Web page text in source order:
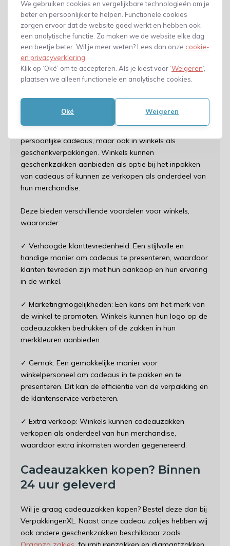
We gebruiken cookies en vergelijkbare technologieën om je
beter en persoonlijker te helpen. Functionele cookies
zorgen ervoor dat de website goed werkt en hebben ook
een analytische functie. Zo maken we de website elke dag
een beetje beter. Wil je meer weten? Lees dan onze cookie-
en privacyverklaring
Klik op ‘Oké’ om te accepteren. Als je kiest voor ‘Weigeren’,
plaatsen we alleen functionele en analytische cookies.
Oké Weigeren
presenteren.
✓ Kostenbesparend: Vaal zijn ze ookgoedkoper dan
traditioneel cadeaupapier en dozen. En bovendien
herbruikbaar, waardoor ze op de lange termijn
kostenbesparend zijn.
winkels
Cadeauzakken worden niet alleen gebruikt voor
persoonlijke cadeaus, maar ook in winkels als
geschenkverpakkingen. Winkels kunnen
geschenkzakken aanbieden als optie bij het inpakken
van cadeaus of kunnen ze verkopen als onderdeel van
hun merchandise.
Deze bieden verschillende voordelen voor winkels,
waaronder:
✓ Verhoogde klanttevredenheid: Een stijlvolle en
handige manier om cadeaus te presenteren, waardoor
klanten tevreden zijn met hun aankoop en hun ervaring
in de winkel.
✓ Marketingmogelijkheden: Een kans om het merk van
de winkel te promoten. Winkels kunnen hun logo op de
cadeauzakken bedrukken of de zakken in hun
merkkleuren aanbieden.
✓ Gemak: Een gemakkelijke manier voor
winkelpersoneel om cadeaus in te pakken en te
presenteren. Dit kan de efficiëntie van de verpakking en
de klantenservice verbeteren.
✓ Extra verkoop: Winkels kunnen cadeauzakken
verkopen als onderdeel van hun merchandise,
waardoor extra inkomsten worden gegenereerd.
Cadeauzakken kopen? Binnen
24 uur geleverd
Wil je graag cadeauzakken kopen? Bestel deze dan bij
VerpakkingenXL. Naast onze cadeau zakjes hebben wij
ook andere geschenkzakken beschikbaar zoals.